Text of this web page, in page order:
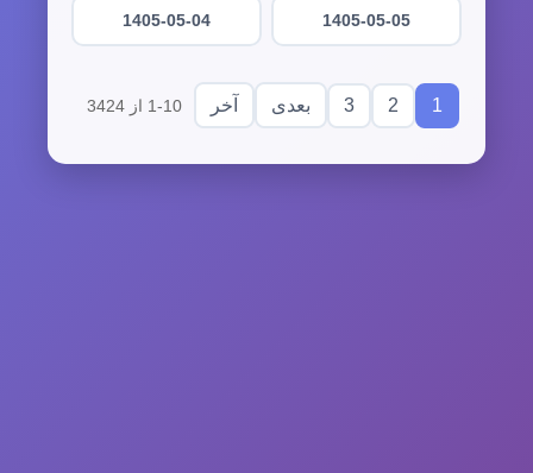
1405-05-05
1405-05-04
1
2
3 بعدی آخر 1-10 از 3424